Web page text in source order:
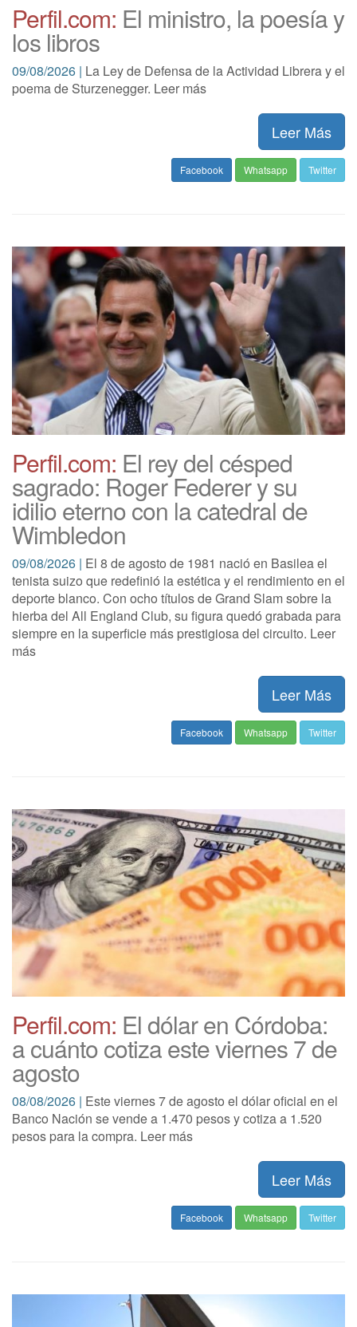
Perfil.com: El ministro, la poesía y
los libros
09/08/2026 | La Ley de Defensa de la Actividad Librera y el
poema de Sturzenegger. Leer más
Leer Más
Facebook Whatsapp Twitter
Perfil.com: El rey del césped
sagrado: Roger Federer y su
idilio eterno con la catedral de
Wimbledon
09/08/2026 | El 8 de agosto de 1981 nació en Basilea el
tenista suizo que redefinió la estética y el rendimiento en el
deporte blanco. Con ocho títulos de Grand Slam sobre la
hierba del All England Club, su figura quedó grabada para
siempre en la superficie más prestigiosa del circuito. Leer
más
Leer Más
Facebook Whatsapp Twitter
Perfil.com: El dólar en Córdoba:
a cuánto cotiza este viernes 7 de
agosto
08/08/2026 | Este viernes 7 de agosto el dólar oficial en el
Banco Nación se vende a 1.470 pesos y cotiza a 1.520
pesos para la compra. Leer más
Leer Más
Facebook Whatsapp Twitter